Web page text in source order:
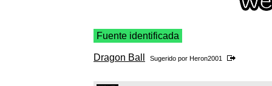
Fuente identificada
Dragon Ball Sugerido por Heron2001